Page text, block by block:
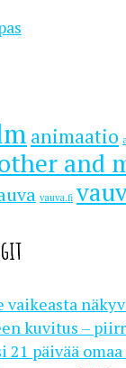
animaatio
and
vauva.fi
kuvitus –
21 päivää omaa